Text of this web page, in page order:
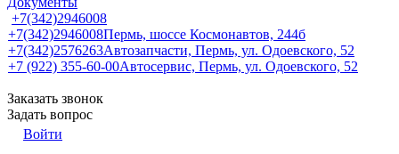
+7(342)2946008
+7(342)2946008Пермь, шоссе Космонавтов, 244б
+7(342)2576263Автозапчасти, Пермь, ул. Одоевского, 52
+7 (922) 355-60-00Автосервис, Пермь, ул. Одоевского, 52
Заказать звонок
Задать вопрос
Войти